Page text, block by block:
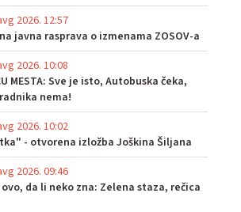
2026. 12:57
javna rasprava o izmenama ZOSOV-a
2026. 10:08
MESTA: Sve je isto, Autobuska čeka,
nema!
2026. 10:02
- otvorena izložba Joškina Šiljana
2026. 09:46
da li neko zna: Zelena staza, rečica